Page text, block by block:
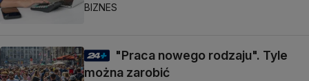
BIZNES
"Praca nowego rodzaju". Tyle
można zarobić